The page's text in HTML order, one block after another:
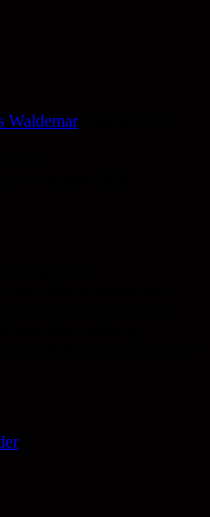
WaldemarOpdateret d. 6.